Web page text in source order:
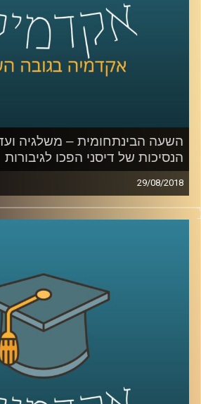
נשחה בים של מדוזות ופלסטיק
AudioVersity
השעה הבינתחומית – משלגיה
הנסיכות של דיסני הפכו לגיבורות
29/08/2018
רבים מאתנו גדלו על שלגיה,
בעלילה ולסטריאוטיפיים
סיפורי האהבה והזוגיות? גיל
עשרות שנים של סרטים, עומדת
שחלו לאורך השנים ומתארת
הללו נקלטים בעיניהם של ילדים
קרדיט תמונות: AudioVersity